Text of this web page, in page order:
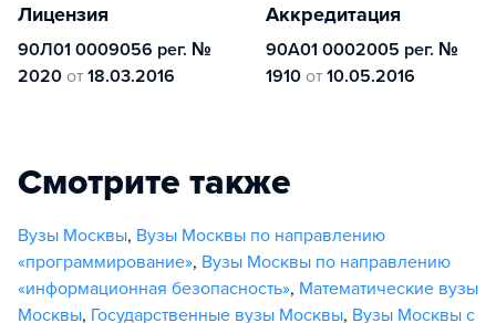
Лицензия
90Л01 0009056 рег. №
2020 от 18.03.2016
Аккредитация
90А01 0002005 рег. №
1910 от 10.05.2016
Смотрите также
Вузы Москвы, Вузы Москвы по направлению
«программирование», Вузы Москвы по направлению
«информационная безопасность», Математические вузы
Москвы, Государственные вузы Москвы, Вузы Москвы с